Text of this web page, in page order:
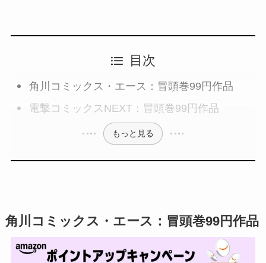
目次
角川コミックス・エース：冒頭巻99円作品
電撃コミックスNEXT：冒頭巻99円作品
もっと見る
角川コミックス・エース：冒頭巻99円作品